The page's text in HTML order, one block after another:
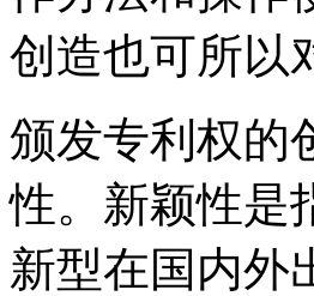
创造也可所以
颁发专利权的
性。新颖性是
新型在国内外